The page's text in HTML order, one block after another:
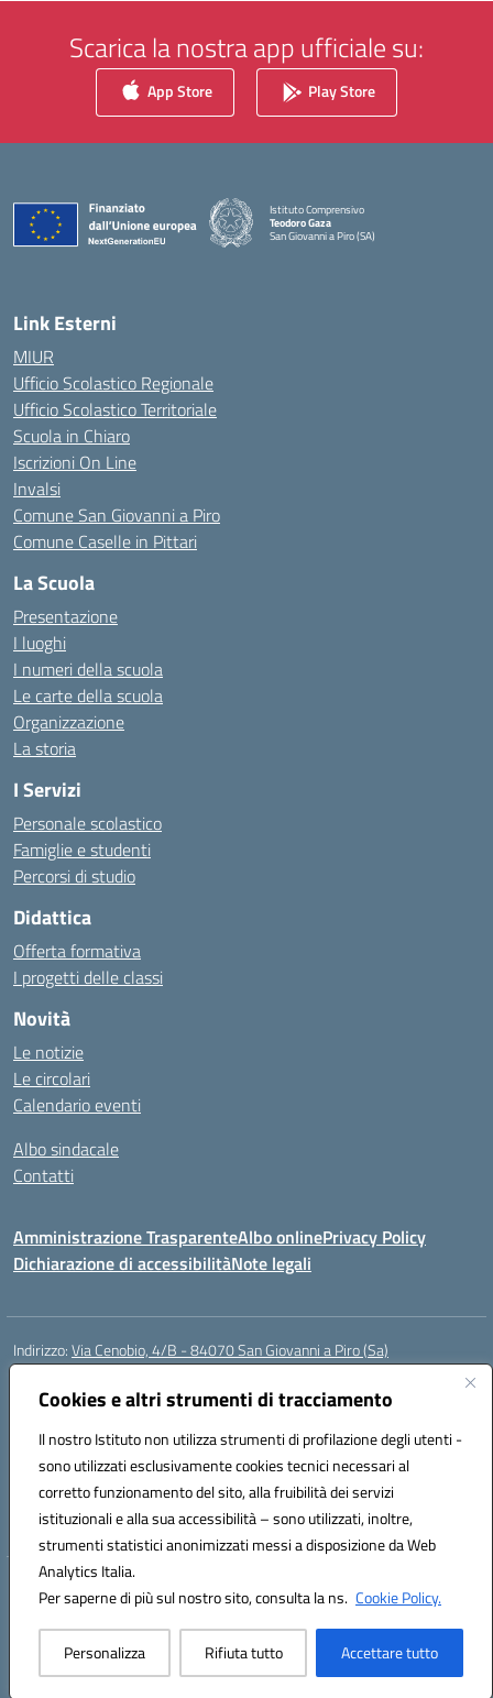
Cookies e altri strumenti di tracciamento
Il nostro Istituto non utilizza strumenti di profilazione degli utenti -
sono utilizzati esclusivamente cookies tecnici necessari al
corretto funzionamento del sito, alla fruibilità dei servizi
istituzionali e alla sua accessibilità – sono utilizzati, inoltre,
strumenti statistici anonimizzati messi a disposizione da Web
Analytics Italia.
Per saperne di più sul nostro sito, consulta la ns. Cookie Policy.
Personalizza Rifiuta tutto Accettare tutto
Scarica la nostra app ufficiale su:
App Store Play Store
Istituto Comprensivo
Teodoro Gaza
San Giovanni a Piro (SA)
Link Esterni
MIUR
Ufficio Scolastico Regionale
Ufficio Scolastico Territoriale
Scuola in Chiaro
Iscrizioni On Line
Invalsi
Comune San Giovanni a Piro
Comune Caselle in Pittari
La Scuola
Presentazione
I luoghi
I numeri della scuola
Le carte della scuola
Organizzazione
La storia
I Servizi
Personale scolastico
Famiglie e studenti
Percorsi di studio
Didattica
Offerta formativa
I progetti delle classi
Novità
Le notizie
Le circolari
Calendario eventi
Albo sindacale
Contatti
Amministrazione TrasparenteAlbo onlinePrivacy Policy
Dichiarazione di accessibilitàNote legali
Indirizzo:Via Cenobio, 4/B - 84070 San Giovanni a Piro (Sa)
Centralino:
Posta elettronica certificata (PEC):saic815005@pec.istruzione.it
Codice fiscale: 84001740657
Codice meccanografico:SAIC815005
Codice Indice delle Pubbliche Amministrazioni (IPA): istsc_SAIC815005
Codice unico di fatturazione (CUF): UFDQ9V
Hosting & Powered by 3D Solution S.r.l.
Concept & Design by Designers Italia